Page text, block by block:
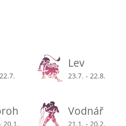
Lev
23.7. - 22.8.
20.1.
Vodnář
21.1. - 20.2.